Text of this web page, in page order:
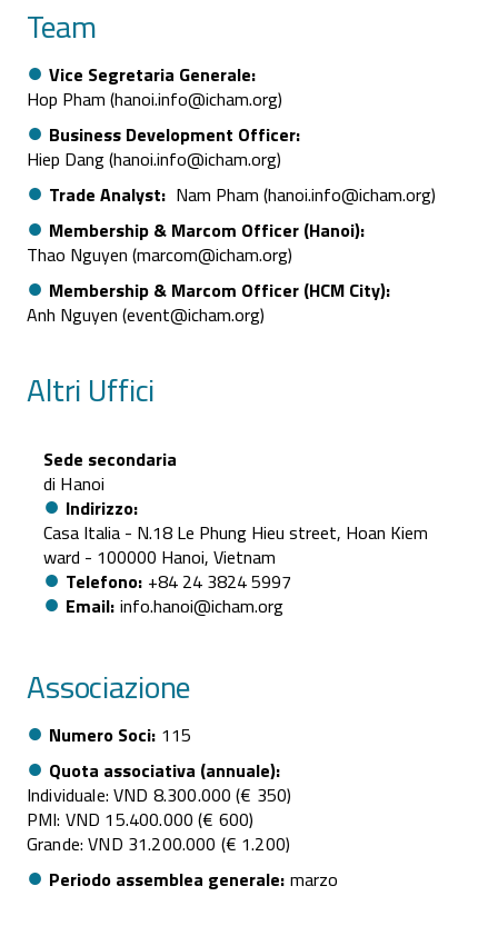
Team
Vice Segretaria Generale
Hop Pham (hanoi.info@icham.org)
Business Development Officer
Hiep Dang (hanoi.info@icham.org)
Trade Analyst
Nam Pham (hanoi.info@icham.org)
Membership & Marcom Officer (Hanoi)
Thao Nguyen (marcom@icham.org)
Membership & Marcom Officer (HCM City)
Anh Nguyen (event@icham.org)
Altri Uffici
Sede secondaria
di Hanoi
Indirizzo
Casa Italia - N.18 Le Phung Hieu street, Hoan Kiem
ward - 100000 Hanoi, Vietnam
Telefono +84 24 3824 5997
Email info.hanoi@icham.org
Associazione
Numero Soci 115
Quota associativa (annuale)
Individuale: VND 8.300.000 (€ 350)
PMI: VND 15.400.000 (€ 600)
Grande: VND 31.200.000 (€ 1.200)
Periodo assemblea generale marzo